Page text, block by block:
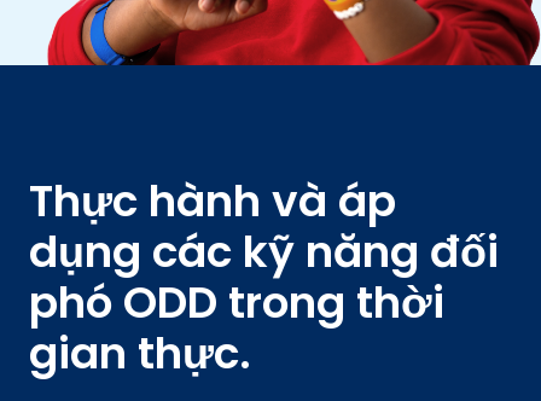
Thực hành và áp
dụng các kỹ năng đối
phó ODD trong thời
gian thực.